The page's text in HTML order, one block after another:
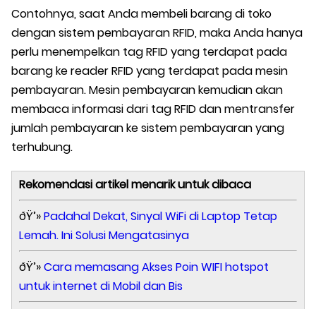
Contohnya, saat Anda membeli barang di toko
dengan sistem pembayaran RFID, maka Anda hanya
perlu menempelkan tag RFID yang terdapat pada
barang ke reader RFID yang terdapat pada mesin
pembayaran. Mesin pembayaran kemudian akan
membaca informasi dari tag RFID dan mentransfer
jumlah pembayaran ke sistem pembayaran yang
terhubung.
Rekomendasi artikel menarik untuk dibaca
ðŸ’»Padahal Dekat, Sinyal WiFi di Laptop Tetap
Lemah. Ini Solusi Mengatasinya
ðŸ’»Cara memasang Akses Poin WIFI hotspot
untuk internet di Mobil dan Bis